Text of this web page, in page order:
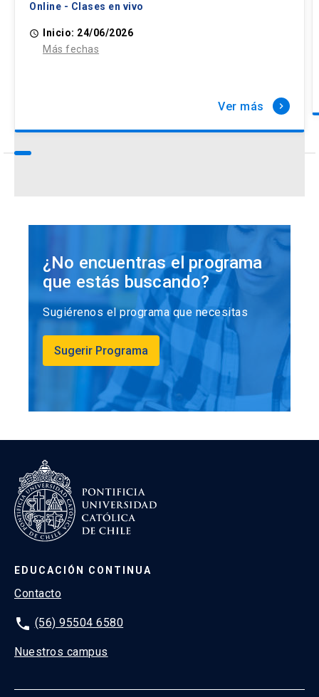
Online - Clases en vivo
access_time
Inicio: 24/06/2026
Más fechas
Ver más keyboard_arrow_right
¿No encuentras el programa
que estás buscando?
Sugiérenos el programa que necesitas
Sugerir Programa
EDUCACIÓN CONTINUA
Contacto
phone (56) 95504 6580
Nuestros campus